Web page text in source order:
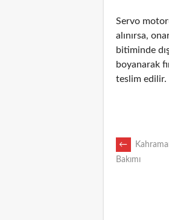
Servo
alınırsa,
bitiminde
boyanarak
teslim edilir.
←
Bakımı